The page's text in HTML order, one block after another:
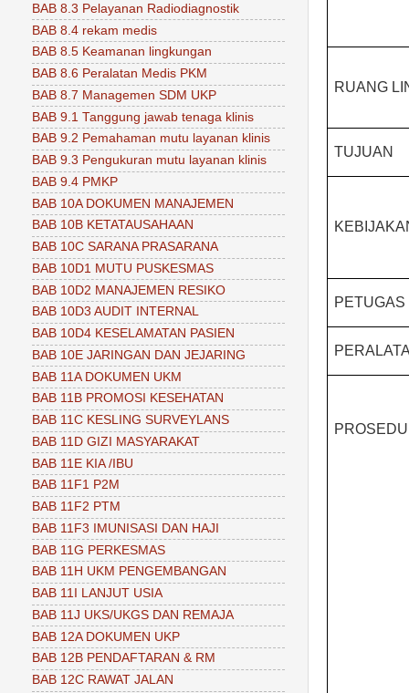
RUANG
TUJUAN
PETUGAS
BAB 8.3 Pelayanan Radiodiagnostik
BAB 8.4 rekam medis
BAB 8.5 Keamanan lingkungan
BAB 8.6 Peralatan Medis PKM
BAB 8.7 Managemen SDM UKP
BAB 9.1 Tanggung jawab tenaga klinis
BAB 9.2 Pemahaman mutu layanan klinis
BAB 9.3 Pengukuran mutu layanan klinis
BAB 9.4 PMKP
BAB 10A DOKUMEN MANAJEMEN
BAB 10B KETATAUSAHAAN
BAB 10C SARANA PRASARANA
BAB 10D1 MUTU PUSKESMAS
BAB 10D2 MANAJEMEN RESIKO
BAB 10D3 AUDIT INTERNAL
BAB 10D4 KESELAMATAN PASIEN
BAB 10E JARINGAN DAN JEJARING
BAB 11A DOKUMEN UKM
BAB 11B PROMOSI KESEHATAN
BAB 11C KESLING SURVEYLANS
BAB 11D GIZI MASYARAKAT
BAB 11E KIA /IBU
BAB 11F1 P2M
BAB 11F2 PTM
BAB 11F3 IMUNISASI DAN HAJI
BAB 11G PERKESMAS
BAB 11H UKM PENGEMBANGAN
BAB 11I LANJUT USIA
BAB 11J UKS/UKGS DAN REMAJA
BAB 12A DOKUMEN UKP
BAB 12B PENDAFTARAN & RM
BAB 12C RAWAT JALAN